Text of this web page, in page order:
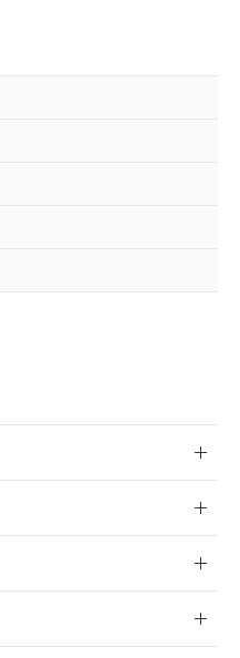
用者が、当社の製
るお客様との取
囲で利用すること
とは、
されている法人を
ンロードするこ
の非含有証明書
当社基準）
非含有を証明す
非含有を証明する
ル酸エステル類４
割愛しておりま